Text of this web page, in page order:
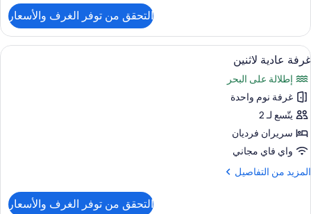
RORBU
STANDARD,
3
BEDROOMS,
SEA
VIEW
التحقق من توفر الغرف والأسعار
استعراض
جميع
صور
غرفة
عادية
لاثنين
ستائر تعتيم ومكواة/لوح كي وبديكورات
1
غرفة عادية لاثنين
إطلالة على البحر
غرفة نوم واحدة
يتّسع لـ 2
سريران فرديان
واي فاي مجاني
المزيد من التفاصيل
المزيد
التحقق من توفر الغرف والأسعار